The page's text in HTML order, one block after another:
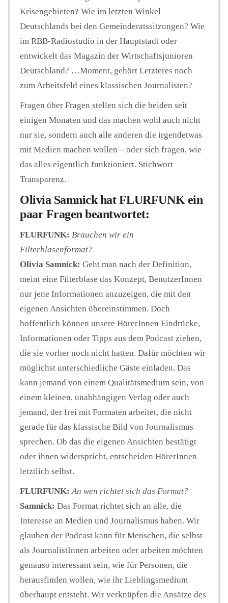
Krisengebieten? Wie im letzten Winkel
Deutschlands bei den Gemeinderatssitzungen? Wie
im RBB-Radiostudio in der Hauptstadt oder
entwickelt das Magazin der Wirtschaftsjunioren
Deutschland? …Moment, gehört Letzteres noch
zum Arbeitsfeld eines klassischen Journalisten?
Fragen über Fragen stellen sich die beiden seit
einigen Monaten und das machen wohl auch nicht
nur sie, sondern auch alle anderen die irgendetwas
mit Medien machen wollen – oder sich fragen, wie
das alles eigentlich funktioniert. Stichwort
Transparenz.
Olivia Samnick hat FLURFUNK ein
paar Fragen beantwortet:
FLURFUNK: Brauchen wir ein
Filterblasenformat?
Olivia Samnick: Geht man nach der Definition,
meint eine Filterblase das Konzept, BenutzerInnen
nur jene Informationen anzuzeigen, die mit den
eigenen Ansichten übereinstimmen. Doch
hoffentlich können unsere HörerInnen Eindrücke,
Informationen oder Tipps aus dem Podcast ziehen,
die sie vorher noch nicht hatten. Dafür möchten wir
möglichst unterschiedliche Gäste einladen. Das
kann jemand von einem Qualitätsmedium sein, von
einem kleinen, unabhängigen Verlag oder auch
jemand, der frei mit Formaten arbeitet, die nicht
gerade für das klassische Bild von Journalismus
sprechen. Ob das die eigenen Ansichten bestätigt
oder ihnen widerspricht, entscheiden HörerInnen
letztlich selbst.
FLURFUNK:An wen richtet sich das Format?
Samnick: Das Format richtet sich an alle, die
Interesse an Medien und Journalismus haben. Wir
glauben der Podcast kann für Menschen, die selbst
als JournalistInnen arbeiten oder arbeiten möchten
genauso interessant sein, wie für Personen, die
herausfinden wollen, wie ihr Lieblingsmedium
überhaupt entsteht. Wir verknüpfen die Ansätze des